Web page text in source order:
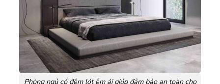
Phòng ngủ có đệm lót êm ái giúp đảm bảo an toàn cho